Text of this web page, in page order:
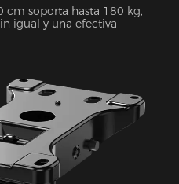
cm soporta hasta 180 kg,
igual y una efectiva